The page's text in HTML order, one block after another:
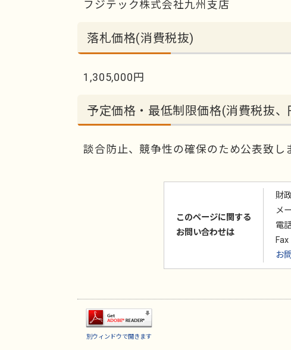
フジテック株式会社九州支店
落札価格(消費税抜)
1,305,000円
予定価格・最低制限価格(消費税抜
談合防止、競争性の確保のため公表致し
このページに関する
お問い合わせは
財
メ
電
お
別ウィンドウで開きます